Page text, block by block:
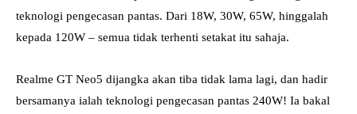
teknologi pengecasan pantas. Dari 18W, 30W, 65W, hinggalah
kepada 120W – semua tidak terhenti setakat itu sahaja.
Realme GT Neo5 dijangka akan tiba tidak lama lagi, dan hadir
bersamanya ialah teknologi pengecasan pantas 240W! Ia bakal